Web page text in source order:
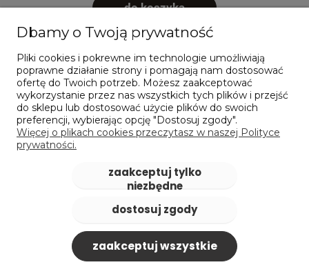
do koszyka
Dbamy o Twoją prywatność
Pliki cookies i pokrewne im technologie umożliwiają
poprawne działanie strony i pomagają nam dostosować
ofertę do Twoich potrzeb. Możesz zaakceptować
wykorzystanie przez nas wszystkich tych plików i przejść
do sklepu lub dostosować użycie plików do swoich
preferencji, wybierając opcję "Dostosuj zgody".
Więcej o plikach cookies przeczytasz w naszej Polityce
prywatności.
zaakceptuj tylko
niezbędne
dostosuj zgody
zaakceptuj wszystkie